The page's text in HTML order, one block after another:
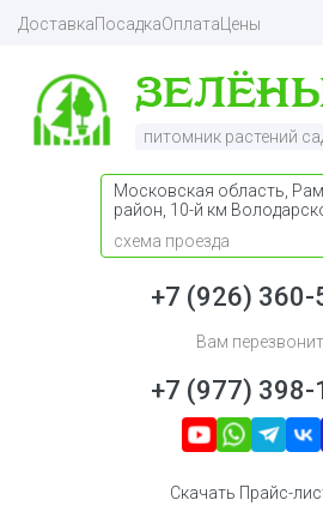
ДоставкаПосадкаОплата Цены
питомник растений
Московская область,
район, 10-й км
схема проезда
+7 (926) 360-
Вам
+7 (977) 398-
Скачать Прайс-